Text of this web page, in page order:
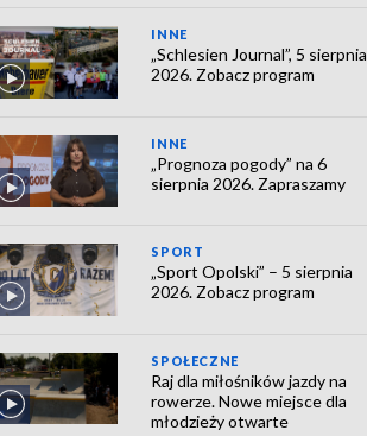
INNE
„Schlesien Journal”, 5 sierpnia
2026. Zobacz program
INNE
„Prognoza pogody” na 6
sierpnia 2026. Zapraszamy
SPORT
„Sport Opolski” – 5 sierpnia
2026. Zobacz program
SPOŁECZNE
Raj dla miłośników jazdy na
rowerze. Nowe miejsce dla
młodzieży otwarte